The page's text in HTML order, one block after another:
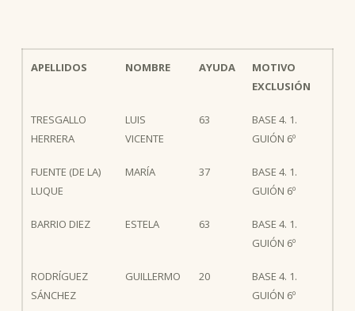
APELLIDOS NOMBRE AYUDA
MOTIVO
EXCLUSIÓN
TRESGALLO
HERRERA
LUIS
VICENTE
63
BASE 4. 1.
GUIÓN 6º
FUENTE (DE LA)
LUQUE
MARÍA 37
BASE 4. 1.
GUIÓN 6º
BARRIO DIEZ ESTELA 63
BASE 4. 1.
GUIÓN 6º
RODRÍGUEZ
SÁNCHEZ
GUILLERMO 20
BASE 4. 1.
GUIÓN 6º